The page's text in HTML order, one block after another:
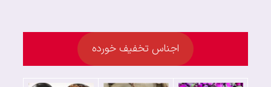
اجناس تخفیف خورده